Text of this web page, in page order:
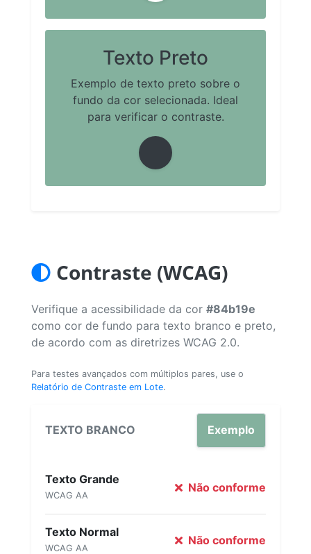
Texto Preto
Exemplo de texto preto sobre o
fundo da cor selecionada. Ideal
para verificar o contraste.
Contraste (WCAG)
Verifique a acessibilidade da cor #84b19e
como cor de fundo para texto branco e preto,
de acordo com as diretrizes WCAG 2.0.
Para testes avançados com múltiplos pares, use o
Relatório de Contraste em Lote.
TEXTO BRANCO Exemplo
Texto Grande
WCAG AA
Não conforme
Texto Normal
WCAG AA
Não conforme